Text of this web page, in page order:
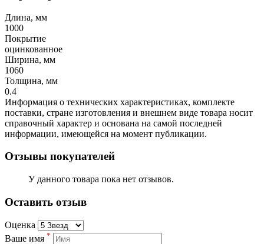
Длина, мм
1000
Покрытие
оцинкованное
Ширина, мм
1060
Толщина, мм
0.4
Информация о технических характеристиках, комплекте
поставки, стране изготовления и внешнем виде товара носит
справочный характер и основана на самой последней
информации, имеющейся на момент публикации.
Отзывы покупателей
У данного товара пока нет отзывов.
Оставить отзыв
Оценка
Ваше имя *